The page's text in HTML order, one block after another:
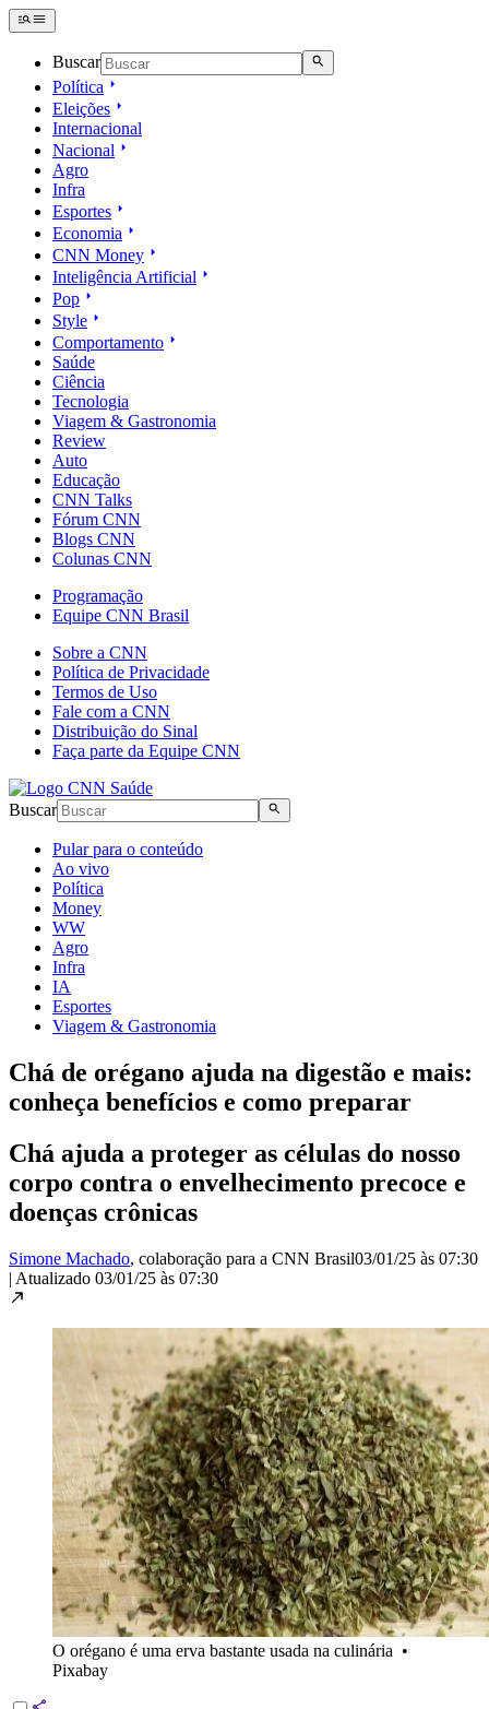
Buscar
Política
Eleições
Internacional
Nacional
Agro
Infra
Esportes
Economia
CNN Money
Inteligência Artificial
Pop
Style
Comportamento
Saúde
Ciência
Tecnologia
Viagem & Gastronomia
Review
Auto
Educação
CNN Talks
Fórum CNN
Blogs CNN
Colunas CNN
Programação
Equipe CNN Brasil
Sobre a CNN
Política de Privacidade
Termos de Uso
Fale com a CNN
Distribuição do Sinal
Faça parte da Equipe CNN
Buscar
Pular para o conteúdo
Ao vivo
Política
Money
WW
Agro
Infra
IA
Esportes
Viagem & Gastronomia
Chá de orégano ajuda na digestão e mais:
conheça benefícios e como preparar
Chá ajuda a proteger as células do nosso
corpo contra o envelhecimento precoce e
doenças crônicas
Simone Machado, colaboração para a CNN Brasil03/01/25 às 07:30
| Atualizado 03/01/25 às 07:30
O orégano é uma erva bastante usada na culinária •
Pixabay